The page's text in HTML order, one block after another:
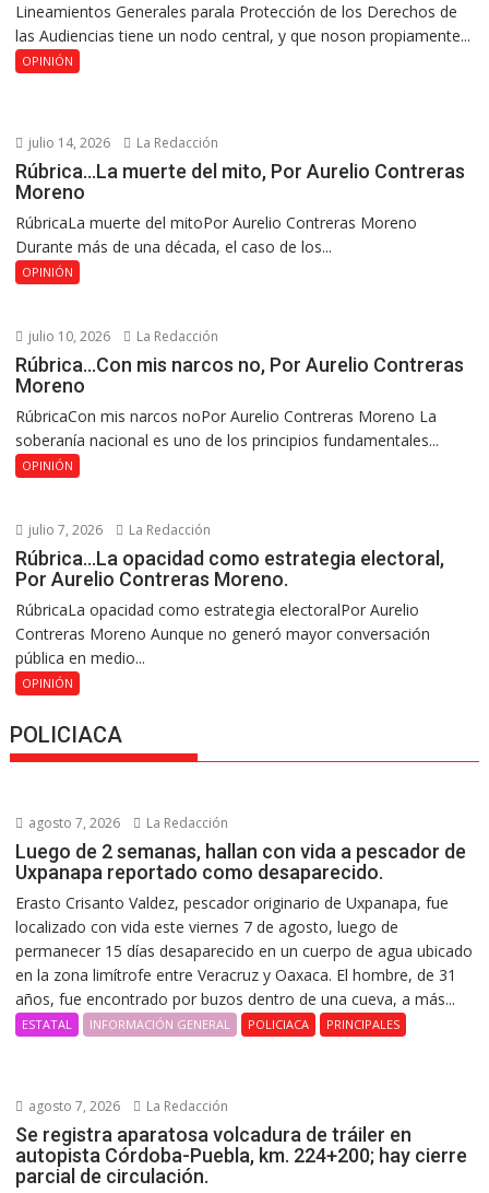
Lineamientos Generales parala Protección de los Derechos de
las Audiencias tiene un nodo central, y que noson propiamente...
OPINIÓN
julio 14, 2026 La Redacción
Rúbrica…La muerte del mito, Por Aurelio Contreras
Moreno
RúbricaLa muerte del mitoPor Aurelio Contreras Moreno
Durante más de una década, el caso de los...
OPINIÓN
julio 10, 2026 La Redacción
Rúbrica…Con mis narcos no, Por Aurelio Contreras
Moreno
RúbricaCon mis narcos noPor Aurelio Contreras Moreno La
soberanía nacional es uno de los principios fundamentales...
OPINIÓN
julio 7, 2026 La Redacción
Rúbrica…La opacidad como estrategia electoral,
Por Aurelio Contreras Moreno.
RúbricaLa opacidad como estrategia electoralPor Aurelio
Contreras Moreno Aunque no generó mayor conversación
pública en medio...
OPINIÓN
POLICIACA
agosto 7, 2026 La Redacción
Luego de 2 semanas, hallan con vida a pescador de
Uxpanapa reportado como desaparecido.
Erasto Crisanto Valdez, pescador originario de Uxpanapa, fue
localizado con vida este viernes 7 de agosto, luego de
permanecer 15 días desaparecido en un cuerpo de agua ubicado
en la zona limítrofe entre Veracruz y Oaxaca. El hombre, de 31
años, fue encontrado por buzos dentro de una cueva, a más...
ESTATAL INFORMACIÓN GENERAL POLICIACA PRINCIPALES
agosto 7, 2026 La Redacción
Se registra aparatosa volcadura de tráiler en
autopista Córdoba-Puebla, km. 224+200; hay cierre
parcial de circulación.